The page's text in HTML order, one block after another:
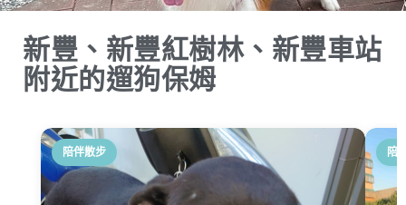
新豐、新豐紅樹林、新豐車站
附近的遛狗保姆
陪伴散步 陪